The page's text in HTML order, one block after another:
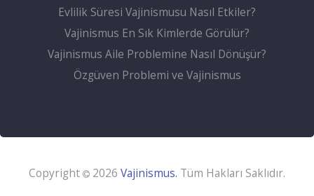
Evlilik Süresi Vajinismusu Nasıl Etkiler?
Vajinismus En Sık Kimlerde Görülür?
Vajinismus Aile Problemine Nasıl Dönüşür?
Özgüven Problemi ve Vajinismus
Copyright 2026 Vajinismus. Tüm Hakları Saklıdır.